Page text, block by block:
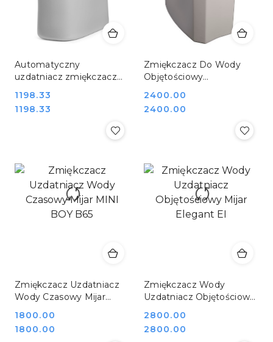
Automatyczny
uzdatniacz zmiękczacz
230459
Cena:
1198.33
Cena:
1198.33
Zmiękczacz Do Wody
Objętościowy
SENIOR EI
Cena:
2400.00
Cena:
2400.00
Zmiękczacz Uzdatniacz
Wody Czasowy Mijar
Cena:
1800.00
Cena:
1800.00
Zmiękczacz Wody
Uzdatniacz Objętościowy
Cena:
2800.00
Cena:
2800.00